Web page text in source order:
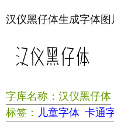
汉仪黑仔体生成字体图
字库名称：汉仪黑仔体
标签： 儿童字体 卡通